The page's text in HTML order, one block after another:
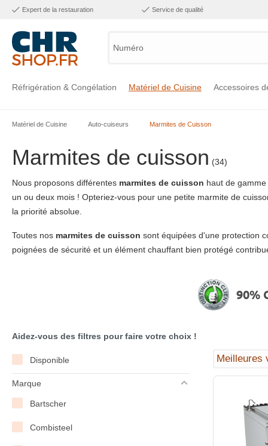
Expert de la restauration Service de qualité
Numéro d'a
Réfrigération & Congélation Matériel de Cuisine Accessoires
Matériel de Cuisine Auto-cuiseurs Marmites de Cuisson
Marmites de cuisson (34)
Nous proposons différentes marmites de cuisson haut de
un ou deux mois ! Opteriez-vous pour une petite marmite de
la priorité absolue.
Toutes nos marmites de cuisson sont équipées d'une protection
poignées de sécurité et un élément chauffant bien protégé
90%
Aidez-vous des filtres pour faire votre choix !
Disponible
Marque
Bartscher
Combisteel